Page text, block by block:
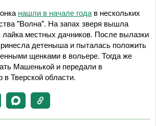
нашли в начале года в нескольких
"Волна". На запах зверя вышла
лайка местных дачников. После вылазки
детеныша и пыталась положить
щенками в вольере. Тогда же
Машенькой и передали в
Тверской области.